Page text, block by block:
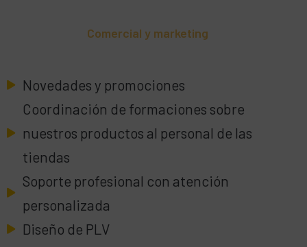
Comercial y marketing
Novedades y promociones
Coordinación de formaciones sobre
nuestros productos al personal de las
tiendas
Soporte profesional con atención
personalizada
Diseño de PLV